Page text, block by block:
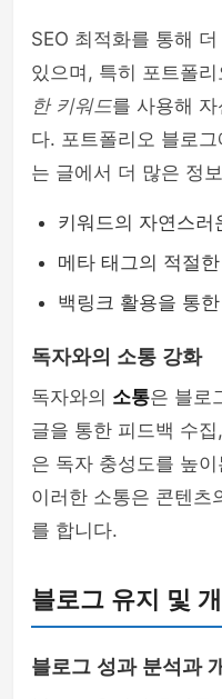
SEO 최적화를 통해
있으며, 특히 포트폴
한 키워드를 사용해
다. 포트폴리오 블로
는 글에서 더 많은 정
키워드의 자연스러
메타 태그의 적절
백링크 활용을 통
독자와의 소통 강화
독자와의 소통은 블로
글을 통한 피드백 수
은 독자 충성도를 높
이러한 소통은 콘텐츠
를 합니다.
블로그 유지 및
블로그 성과 분석과